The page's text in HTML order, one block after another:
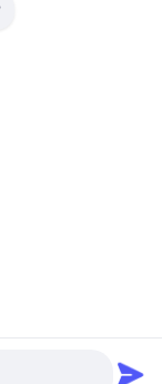
(Guangzhou)